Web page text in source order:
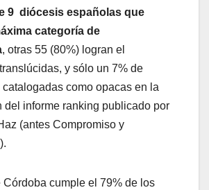
9 diócesis españolas que
categoría de
, otras 55 (80%) logran el
y sólo un 7% de
como opacas en la
del informe ranking publicado por
(antes Compromiso y
Córdoba cumple el 79% de los